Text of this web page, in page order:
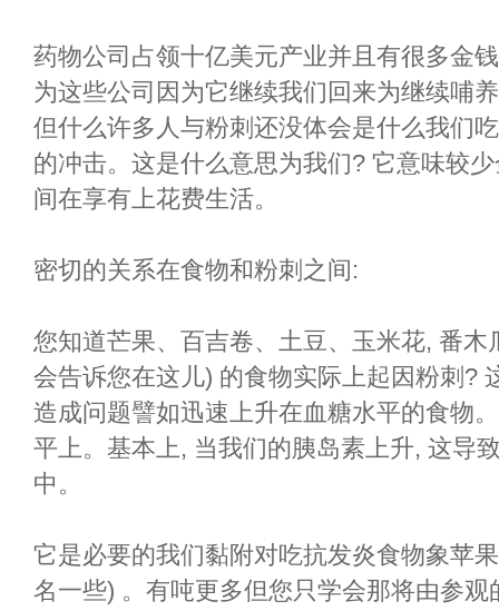
药物公司占领十亿美元产业并且有很多金
为这些公司因为它继续我们回来为继续哺
但什么许多人与粉刺还没体会是什么我们
的冲击。这是什么意思为我们? 它意味较
间在享有上花费生活。
密切的关系在食物和粉刺之间:
您知道芒果、百吉卷、土豆、玉米花, 番
会告诉您在这儿) 的食物实际上起因粉刺?
造成问题譬如迅速上升在血糖水平的食物
平上。基本上, 当我们的胰岛素上升, 这导
中。
它是必要的我们黏附对吃抗发炎食物象苹
名一些) 。有吨更多但您只学会那将由参